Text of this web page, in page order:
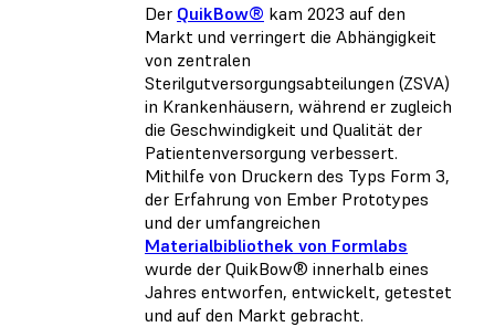
Der QuikBow® kam 2023 auf den
Markt und verringert die Abhängigkeit
von zentralen
Sterilgutversorgungsabteilungen (ZSVA)
in Krankenhäusern, während er zugleich
die Geschwindigkeit und Qualität der
Patientenversorgung verbessert.
Mithilfe von Druckern des Typs Form 3,
der Erfahrung von Ember Prototypes
und der umfangreichen
Materialbibliothek von Formlabs
wurde der QuikBow® innerhalb eines
Jahres entworfen, entwickelt, getestet
und auf den Markt gebracht.